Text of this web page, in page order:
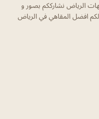
الرياض نشارككم بصور و
افضل المقاهي في الرياض